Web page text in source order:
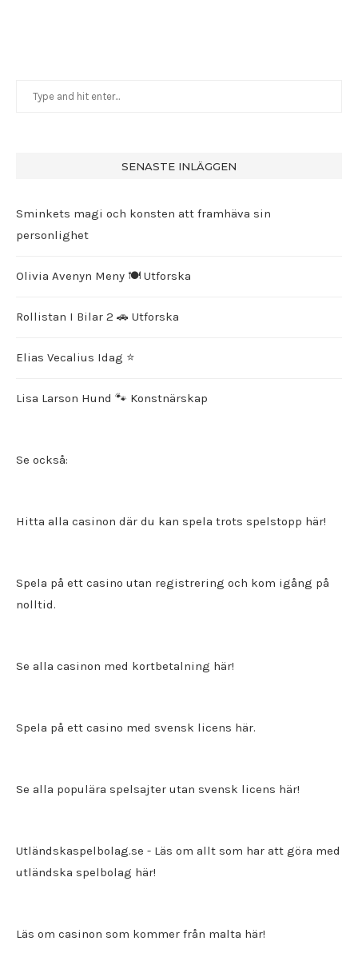
SENASTE INLÄGGEN
Sminkets magi och konsten att framhäva sin
personlighet
Olivia Avenyn Meny 🍽️ Utforska
Rollistan I Bilar 2 🚗 Utforska
Elias Vecalius Idag ⭐️
Lisa Larson Hund 🐾 Konstnärskap
Se också:
Hitta alla casinon där du kan spela trots spelstopp här!
Spela på ett casino utan registrering och kom igång på
nolltid.
Se alla casinon med kortbetalning här!
Spela på ett casino med svensk licens här.
Se alla populära spelsajter utan svensk licens här!
Utländskaspelbolag.se - Läs om allt som har att göra med
utländska spelbolag här!
Läs om casinon som kommer från malta här!